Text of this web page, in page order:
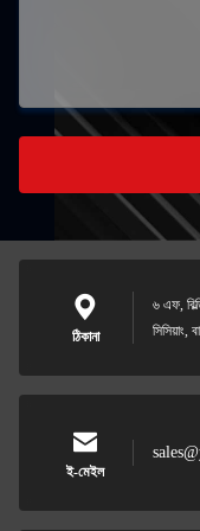
ঠিকানা
৬ এফ,
ই-মেইল